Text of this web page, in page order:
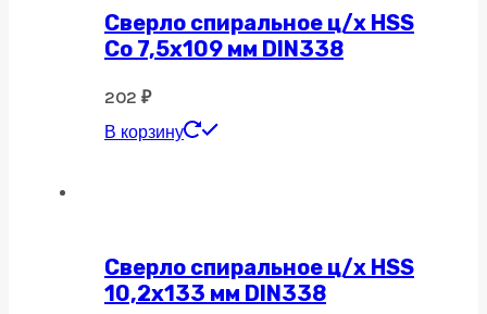
Сверло спиральное ц/х HSS
Co 7,5х109 мм DIN338
202 ₽
В корзину
Сверло спиральное ц/х HSS
10,2х133 мм DIN338